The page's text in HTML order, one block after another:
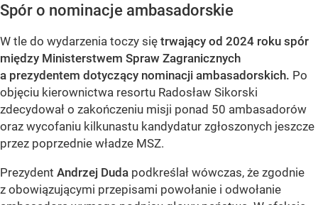
Spór o nominacje ambasadorskie
W tle do wydarzenia toczy się trwający od 2024 roku spór
między Ministerstwem Spraw Zagranicznych
a prezydentem dotyczący nominacji ambasadorskich. Po
objęciu kierownictwa resortu Radosław Sikorski
zdecydował o zakończeniu misji ponad 50 ambasadorów
oraz wycofaniu kilkunastu kandydatur zgłoszonych jeszcze
przez poprzednie władze MSZ.
Prezydent Andrzej Duda podkreślał wówczas, że zgodnie
z obowiązującymi przepisami powołanie i odwołanie